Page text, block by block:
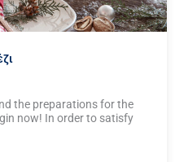
the preparations for the
now! In order to satisfy